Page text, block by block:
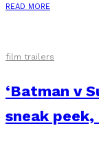
READ MORE
film trailers
‘Batman v
sneak